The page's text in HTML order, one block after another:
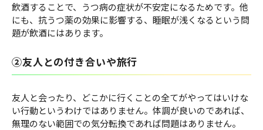
飲酒することで、うつ病の症状が不安定になるためです。他
にも、抗うつ薬の効果に影響する、睡眠が浅くなるという問
題が飲酒にはあります。
②友人との付き合いや旅行
友人と会ったり、どこかに行くことの全てがやってはいけな
い行動というわけではありません。体調が良いのであれば、
無理のない範囲での気分転換であれば問題はありません。